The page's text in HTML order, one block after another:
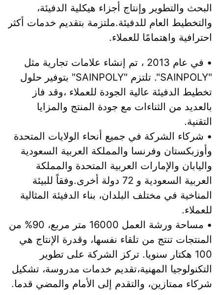
احترافية واهتمامًا للعملاء.
التقنية.
للعملاء.
شركاء ممتازين، والتقدم إلى الأمام والمضي قدما.